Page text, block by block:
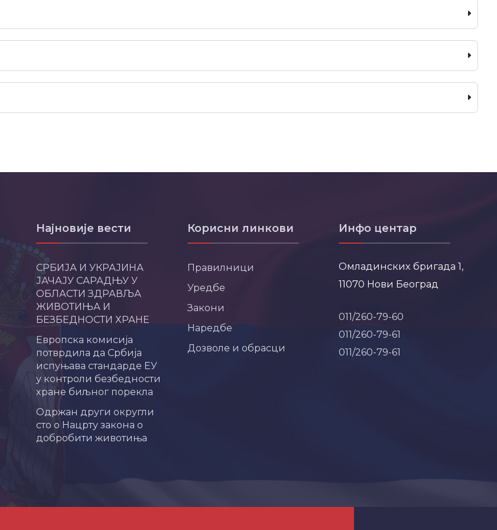
Најновије вести
СРБИЈА И УКРАЈИНА
ЈАЧАЈУ САРАДЊУ У
ОБЛАСТИ ЗДРАВЉА
ЖИВОТИЊА И
БЕЗБЕДНОСТИ ХРАНЕ
Европска комисија
потврдила да Србија
испуњава стандарде ЕУ
у контроли безбедности
хране биљног порекла
Одржан други округли
сто о Нацрту закона о
добробити животиња
Корисни линкови
Правилници
Уредбе
Закони
Наредбе
Дозволе и обрасци
Инфо центар
Омладинских бригада 1,
11070 Нови Београд
011/260-79-60
011/260-79-61
011/260-79-61